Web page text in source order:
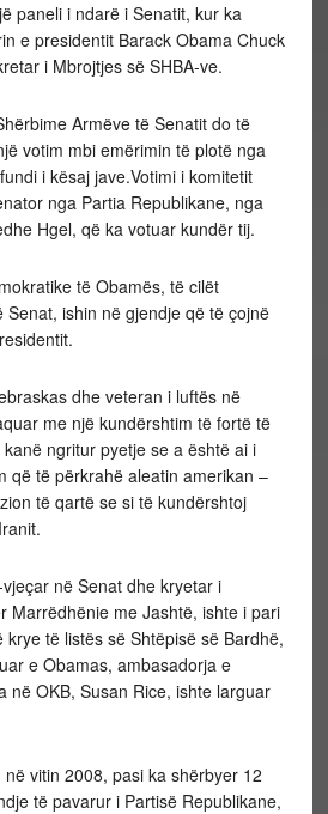
paneli i ndarë i Senatit, kur ka
e presidentit Barack Obama Chuck
i Mbrojtjes së SHBA-ve.
Armëve të Senatit do të
votim mbi emërimin të plotë nga
i kësaj jave.Votimi i komitetit
nga Partia Republikane, nga
Hgel, që ka votuar kundër tij.
të Obamës, të cilët
ishin në gjendje që të çojnë
dhe veteran i luftës në
me një kundërshtim të fortë të
ngritur pyetje se a është ai i
që të përkrahë aleatin amerikan –
të qartë se si të kundërshtoj
në Senat dhe kryetar i
Marrëdhënie me Jashtë, ishte i pari
të listës së Shtëpisë së Bardhë,
e Obamas, ambasadorja e
në OKB, Susan Rice, ishte larguar
vitin 2008, pasi ka shërbyer 12
të pavarur i Partisë Republikane,